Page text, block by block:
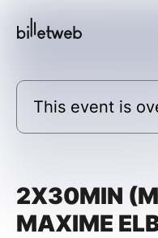
This event is
2X30MIN
MAXIME